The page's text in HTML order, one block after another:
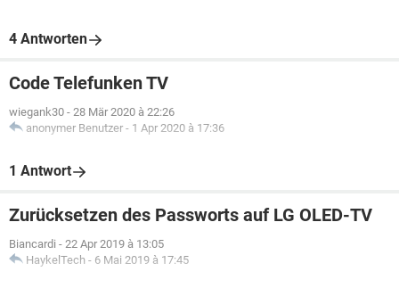
4 Antworten
Code Telefunken TV
wiegank30 - 28 Mär 2020 à 22:26
anonymer Benutzer - 1 Apr 2020 à 17:36
1 Antwort
Zurücksetzen des Passworts auf LG OLED-TV
Biancardi - 22 Apr 2019 à 13:05
HaykelTech - 6 Mai 2019 à 17:45